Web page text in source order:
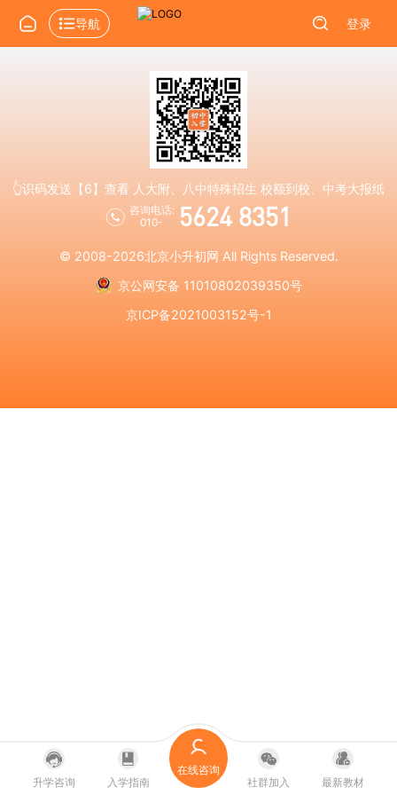
导航 登录
👆识码发送【6】查看 人大附、八中特殊招生 校额到校、中考大报纸
咨询电话:
010-
5624 8351
© 2008-2026北京小升初网 All Rights Reserved.
京公网安备 11010802039350号
京ICP备2021003152号-1
升学咨询 入学指南
在线咨询
社群加入
最新教材